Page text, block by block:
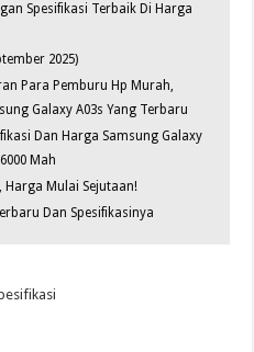
Spesifikasi Terbaik Di Harga
2025)
Para Pemburu Hp Murah,
Galaxy A03s Yang Terbaru
Dan Harga Samsung Galaxy
Mah
Harga Mulai Sejutaan!
Dan Spesifikasinya